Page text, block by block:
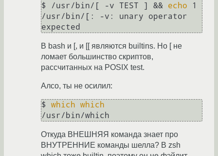
$ /usr/bin/[ -v TEST ] && echo 1
/usr/bin/[: -v: unary operator
В bash и [, и [[ являются builtins. Но [ не
ломает большинство скриптов,
рассчитанных на POSIX test.
Алсо, ты не осилил:
$ which which
/usr/bin/which
Откуда ВНЕШНЯЯ команда знает про
ВНУТРЕННИЕ команды шелла? В zsh